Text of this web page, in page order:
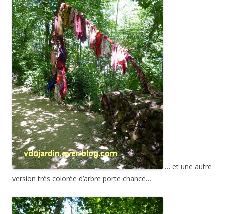
… et une autre
version très colorée d’arbre porte chance…